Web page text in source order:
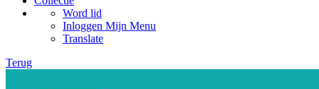
Word lid
Inloggen Mijn Menu
Translate
Terug